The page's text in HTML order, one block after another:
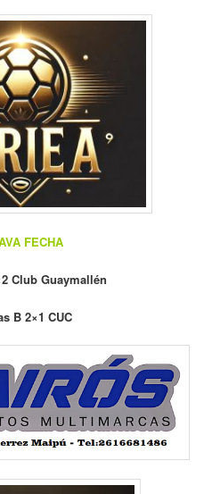
FECHA
Club Guaymallén
B 2×1 CUC